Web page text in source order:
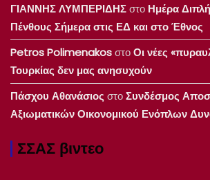
ΓΙΑΝΝΗΣ ΛΥΜΠΕΡΙΔΗΣστο Ημέρα
Πένθους Σήμερα στις ΕΔ και στο Έθνος
Petros PolimenakosστοΟι νέες
Τουρκίας δεν μας ανησυχούν
Πάσχου Αθανάσιος στοΣυνδέσμος
Αξιωματικών Οικονομικού Ενόπλων
ΣΣΑΣ βιντεο